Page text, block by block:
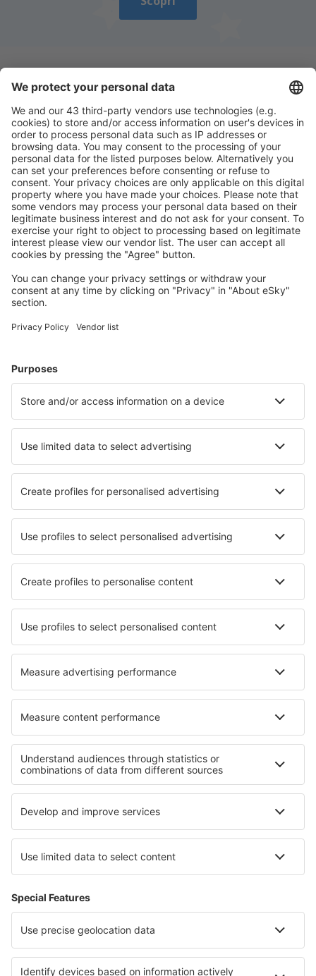
Scarica la nostra appe programma
comodamente i tuoi viaggi
Pianifica il tuo viaggio
Voli
City Break
Volo+Hotel
Hotel
Parcheggi
Trasferimenti
Attrazioni
Eventi sportivi
Scopri di più
Applicazione mobile
Compagnie aeree
Ryanair
easyJet
Wizz Air
Volotea
Vueling
Informazioni su eSky
Termini e condizioni
Le mie prenotazioni
Informativa privacy
Assistenza e contatti
Paesi
Siti web internazionali
eSky.eu eSky.com eDestinos.com